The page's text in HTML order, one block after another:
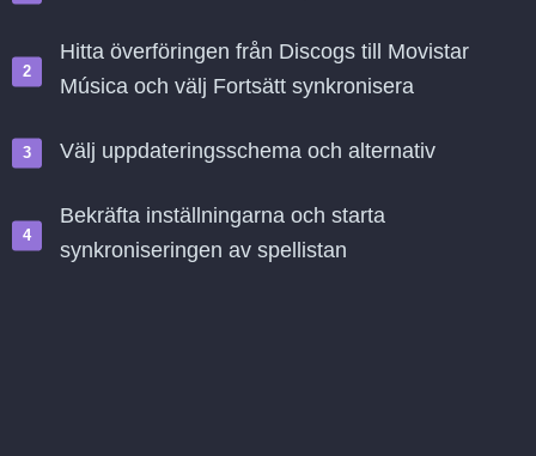
Hitta överföringen från Discogs till Movistar
Música och välj Fortsätt synkronisera
Välj uppdateringsschema och alternativ
Bekräfta inställningarna och starta
synkroniseringen av spellistan